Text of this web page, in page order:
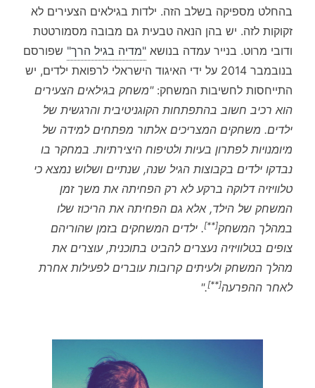
בהחלט מספיקה בשלב הזה. ילדות בגילאים הצעירים לא
זקוקות לזה. יש בהן הנאה טבעית גם מבובה מסמורטטת
ודובי מרוט. בנייר עמדה בנושא "מדיה בגיל הרך" שפורסם
בנובמבר 2014 על ידי האיגוד הישראלי לרפואת ילדים, יש
התייחסות לחשיבות המשחק:"משחק בגילאים הצעירים
הוא רכיב חשוב בהתפתחות הקוגניטיבית והרגשית של
ילדים. משחקים המצריכים אלתור מפתחים למידה של
מיומנויות לפתרון בעיות ולטיפוח היצירתיות. במחקר בו
נבדקו ילדים בקבוצות הגיל שנה, שנתיים ושלוש נמצא כי
טלוויזיה דלוקה ברקע לא רק הפחיתה את משך זמן
המשחק של הילד, אלא גם הפחיתה את הריכוז שלו
במהלך המשחק[**]. ילדים המשחקים בזמן שהוריהם
צופים בטלוויזיה נעצרים להביט בתוכנית, עוצרים את
מהלך המשחק ולעיתים קרובות עוברים לפעילות אחרת
לאחר ההפרעה[**]
."